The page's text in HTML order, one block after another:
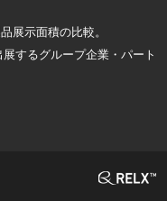
展示面積の比較。
するグループ企業・パート